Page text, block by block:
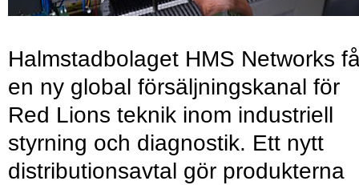
Halmstadbolaget HMS Networks
en ny global försäljningskanal för
Red Lions teknik inom industriell
styrning och diagnostik. Ett nytt
distributionsavtal gör produkterna